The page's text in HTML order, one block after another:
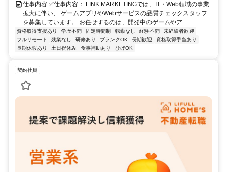
仕事内容 ✅仕事内容： LINK MARKETINGでは、IT・Web領域の事業
拡大に伴い、 ゲームアプリやWebサービスの品質チェックスタッフ
を募集しています。 お任せするのは、開発中のゲームやア...
資格取得支援あり 学歴不問 固定時間制 転勤なし 経験不問
未経験者歓迎
フルリモート
残業なし 研修あり ブランクOK 長期歓迎
資格取得手当あり
長期休暇あり
土日祝休み 食事補助あり ひげOK
契約社員